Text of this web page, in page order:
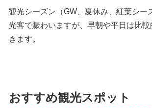
観光シーズン（GW、夏休み、紅葉シー
光客で賑わいますが、早朝や平日は比
きます。
おすすめ観光スポット